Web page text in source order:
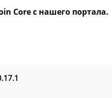
Core с нашего портала.